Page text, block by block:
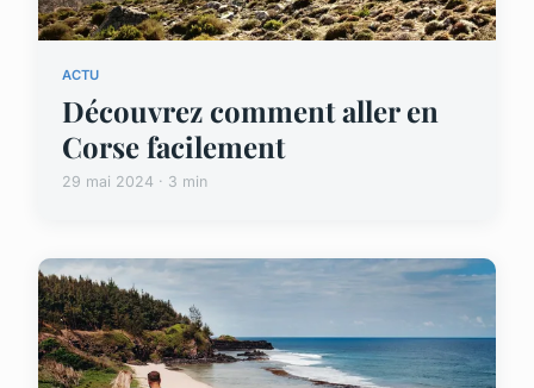
ACTU
Découvrez comment aller en
Corse facilement
29 mai 2024 · 3 min